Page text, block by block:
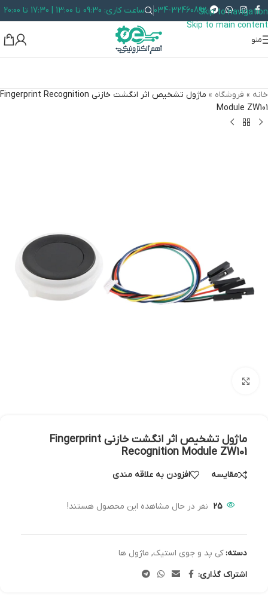
Skip to navigation
Skip to main content
034-32460892 ساعت کاری: 09:30 تا 13:00 | 17:30 تا 20:00
منو
خانه » فروشگاه »
ماژول تشخیص اثر انگشت خازنی Fingerprint Recognition
Module ZW101
ماژول تشخیص اثر انگشت خازنی Fingerprint
Recognition Module ZW101
مقایسه افزودن به علاقه مندی
25 نفر در حال مشاهده این محصول هستند!
دسته: کی پد و جوی استیک, ماژول ها
اشتراک گذاری: